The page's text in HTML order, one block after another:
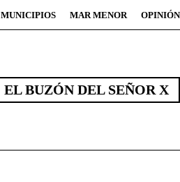
MUNICIPIOS MAR MENOR OPINIÓN
EL BUZÓN DEL SEÑOR X